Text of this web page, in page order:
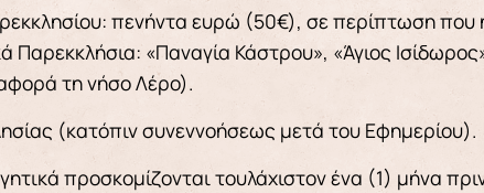
πενήντα ευρώ (50€), σε περίπτωση που
Παρεκκλήσια: «Παναγία Κάστρου», «Άγιος
τη νήσο Λέρο).
(κατόπιν συνεννοήσεως μετά του Εφημερίου).
προσκομίζονται τουλάχιστον ένα (1) μήνα